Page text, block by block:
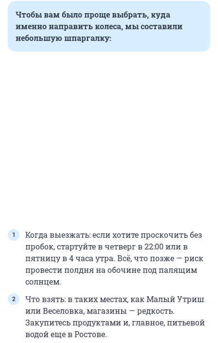
Чтобы вам было проще выбрать, куда
именно направить колеса, мы составили
небольшую шпаргалку:
Когда выезжать: если хотите проскочить без
пробок, стартуйте в четверг в 22:00 или в
пятницу в 4 часа утра. Всё, что позже — риск
провести полдня на обочине под палящим
солнцем.
Что взять: в таких местах, как Малый Утриш
или Веселовка, магазины — редкость.
Закупитесь продуктами и, главное, питьевой
водой еще в Ростове.